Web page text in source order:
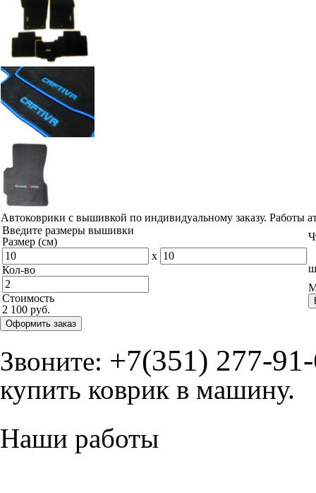
Автоковрики с вышивкой по индивидуальному заказу. Работы
Введите размеры вышивки
Размер (см)
x
Кол-во
Стоимость
2 100 руб.
Оформить заказ
Звоните: +7(351) 277-
купить коврик в машину.
Наши работы